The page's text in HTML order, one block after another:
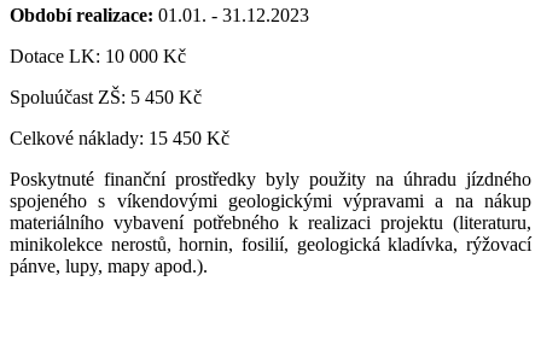
Období realizace: 01.01. - 31.12.2023
Dotace LK: 10 000 Kč
Spoluúčast ZŠ: 5 450 Kč
Celkové náklady: 15 450 Kč
Poskytnuté finanční prostředky byly použity na úhradu jízdného
spojeného s víkendovými geologickými výpravami a na nákup
materiálního vybavení potřebného k realizaci projektu (literaturu,
minikolekce nerostů, hornin, fosilií, geologická kladívka, rýžovací
pánve, lupy, mapy apod.).